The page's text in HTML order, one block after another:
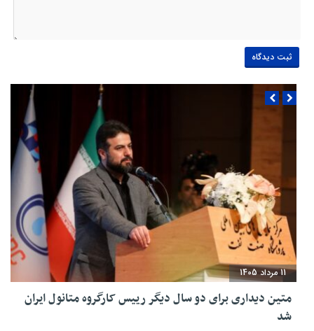
11 مرداد 1405
متین دیداری برای دو سال دیگر رییس کارگروه متانول ایران
شد